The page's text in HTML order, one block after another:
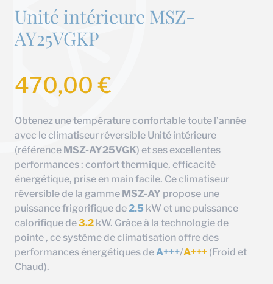
Unité intérieure MSZ-
AY25VGKP
470,00€
Obtenez une température confortable toute l’année
avec le climatiseur réversible Unité intérieure
(référence MSZ-AY25VGK) et ses excellentes
performances : confort thermique, efficacité
énergétique, prise en main facile. Ce climatiseur
réversible de la gamme MSZ-AY propose une
puissance frigorifique de2.5 kW et une puissance
calorifique de3.2 kW. Grâce à la technologie de
pointe , ce système de climatisation offre des
performances énergétiques deA+++/A+++ (Froid et
Chaud).